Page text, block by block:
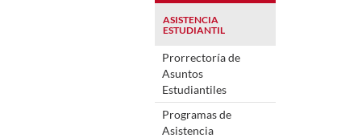
ASISTENCIA
ESTUDIANTIL
Prorrectoría de
Asuntos
Estudiantiles
Programas de
Asistencia